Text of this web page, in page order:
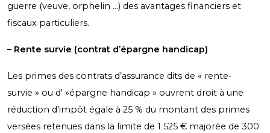
guerre (veuve, orphelin …) des avantages financiers et
fiscaux particuliers.
– Rente survie (contrat d’épargne handicap)
Les primes des contrats d’assurance dits de « rente-
survie » ou d' »épargne handicap » ouvrent droit à une
réduction d’impôt égale à 25 % du montant des primes
versées retenues dans la limite de 1 525 € majorée de 300